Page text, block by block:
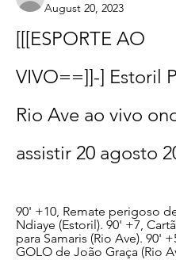
August 20, 2023
[[[ESPORTE AO
VIVO==]]-] Estoril
Rio Ave ao vivo
assistir 20 agosto
90' +10, Remate perigoso
Ndiaye (Estoril). 90' +7,
para Samaris (Rio Ave). 90'
GOLO de João Graça (Rio